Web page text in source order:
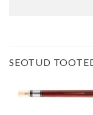
SEOTUD